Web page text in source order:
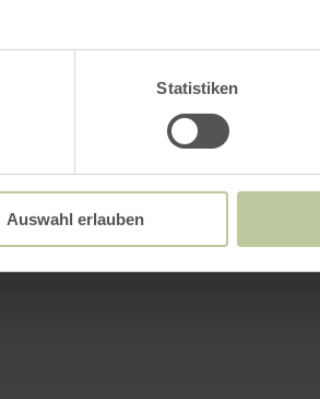
Statistiken
Auswahl erlauben